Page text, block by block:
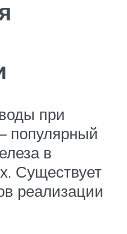
при
популярный
в
Существует
реализации